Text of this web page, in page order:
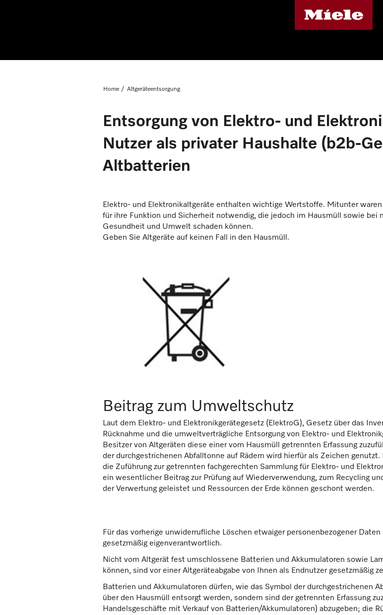
Home Altgeräteentsorgung
Entsorgung von Elektro- und
Nutzer als privater Haushalte (b2b-
Altbatterien
Elektro- und Elektronikaltgeräte enthalten wichtige Wertstoffe. Mitunter
für ihre Funktion und Sicherheit notwendig, die jedoch im Hausmüll sowie bei
Gesundheit und Umwelt schaden können.
Geben Sie Altgeräte auf keinen Fall in den Hausmüll.
Beitrag zum Umweltschutz
Laut dem Elektro- und Elektronikgerätegesetz (ElektroG), Gesetz über das
Rücknahme und die umweltverträgliche Entsorgung von Elektro- und
Besitzer von Altgeräten diese einer vom Hausmüll getrennten Erfassung
der durchgestrichenen Abfalltonne auf Rädern wird hierfür als Zeichen genutzt.
die Zuführung zur getrennten fachgerechten Sammlung für Elektro- und
ein wesentlicher Beitrag zur Prüfung auf Wiederverwendung, zum Recycling
der Verwertung geleistet und Ressourcen der Erde können geschont werden.
Für das vorherige unwiderrufliche Löschen etwaiger personenbezogener
gesetzmäßig eigenverantwortlich.
Nicht vom Altgerät fest umschlossene Batterien und Akkumulatoren sowie
können, sind vor einer Altgeräteabgabe von Ihnen als Endnutzer gesetzmäßig
Batterien und Akkumulatoren dürfen, wie das Symbol der durchgestrichenen
über den Hausmüll entsorgt werden, sondern sind der getrennten Erfassung
Handelsgeschäfte mit Verkauf von Batterien/Akkumulatoren) abzugeben; die